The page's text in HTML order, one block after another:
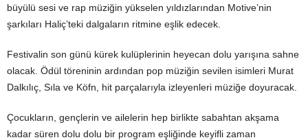
büyülü sesi ve rap müziğin yükselen yıldızlarından Motive’nin
şarkıları Haliç’teki dalgaların ritmine eşlik edecek.
Festivalin son günü kürek kulüplerinin heyecan dolu yarışına sahne
olacak. Ödül töreninin ardından pop müziğin sevilen isimleri Murat
Dalkılıç, Sıla ve Köfn, hit parçalarıyla izleyenleri müziğe doyuracak.
Çocukların, gençlerin ve ailelerin hep birlikte sabahtan akşama
kadar süren dolu dolu bir program eşliğinde keyifli zaman